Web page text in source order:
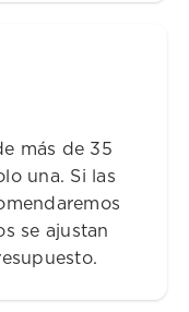
más de 35
una. Si las
se ajustan